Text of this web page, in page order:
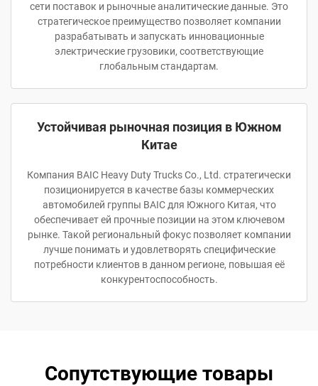
сети поставок и рыночные аналитические данные. Это
стратегическое преимущество позволяет компании
разрабатывать и запускать инновационные
электрические грузовики, соответствующие
глобальным стандартам.
Устойчивая рыночная позиция в Южном
Китае
Компания BAIC Heavy Duty Trucks Co., Ltd. стратегически
позиционируется в качестве базы коммерческих
автомобилей группы BAIC для Южного Китая, что
обеспечивает ей прочные позиции на этом ключевом
рынке. Такой региональный фокус позволяет компании
лучше понимать и удовлетворять специфические
потребности клиентов в данном регионе, повышая её
конкурентоспособность.
Сопутствующие товары